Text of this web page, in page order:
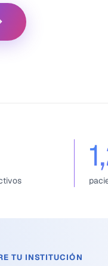
TU INSTITUCIÓN